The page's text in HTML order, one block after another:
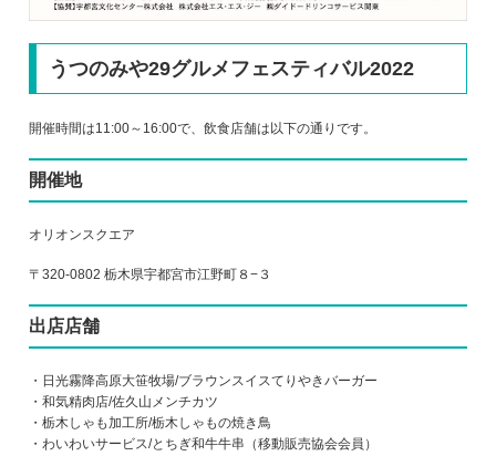
うつのみや29グルメフェスティバル2022
開催時間は11:00～16:00で、飲食店舗は以下の通りです。
開催地
オリオンスクエア
〒320-0802 栃木県宇都宮市江野町８−３
出店店舗
・日光霧降高原大笹牧場/ブラウンスイスてりやきバーガー
・和気精肉店/佐久山メンチカツ
・栃木しゃも加工所/栃木しゃもの焼き鳥
・わいわいサービス/とちぎ和牛牛串（移動販売協会会員）